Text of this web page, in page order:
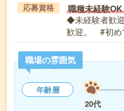
応募資格 職種未経験OK
◆未経験者歓
歓迎。 #初め
職場の雰囲気
年齢層
20代